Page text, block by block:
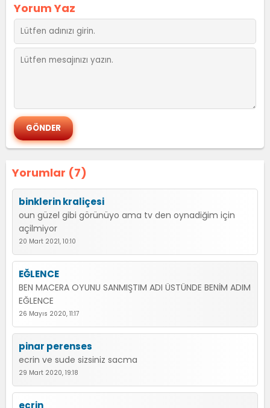
Yorumlar (7)
binklerin kraliçesi
oun güzel gibi görünüyo ama tv den oynadiğim için
açilmiyor
20 Mart 2021, 10:10
EĞLENCE
BEN MACERA OYUNU SANMIŞTIM ADI ÜSTÜNDE BENİM ADIM
EĞLENCE
26 Mayıs 2020, 11:17
pinar perenses
ecrin ve sude sizsiniz sacma
29 Mart 2020, 19:18
ecrin
Yorum Yaz